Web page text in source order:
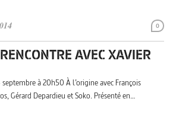
0
AVEC XAVIER
à 20h50 À l’origine avec François
Gérard Depardieu et Soko. Présenté en…